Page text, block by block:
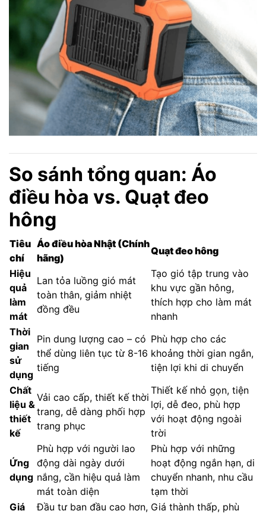
So sánh tổng quan: Áo
điều hòa vs. Quạt đeo
hông
Tiêu
chí
Áo điều hòa Nhật (Chính
hãng)
Quạt đeo hông
Hiệu
quả
làm
mát
Lan tỏa luồng gió mát
toàn thân, giảm nhiệt
đồng đều
Tạo gió tập trung vào
khu vực gần hông,
thích hợp cho làm mát
nhanh
Thời
gian
sử
dụng
Pin dung lượng cao – có
thể dùng liên tục từ 8-16
tiếng
Phù hợp cho các
khoảng thời gian ngắn,
tiện lợi khi di chuyển
Chất
liệu &
thiết
kế
Vải cao cấp, thiết kế thời
trang, dễ dàng phối hợp
trang phục
Thiết kế nhỏ gọn, tiện
lợi, dễ đeo, phù hợp
với hoạt động ngoài
trời
Ứng
dụng
Phù hợp với người lao
động dài ngày dưới
nắng, cần hiệu quả làm
mát toàn diện
Phù hợp với những
hoạt động ngắn hạn, di
chuyển nhanh, nhu cầu
tạm thời
Giá
Đầu tư ban đầu cao hơn, Giá thành thấp, phù